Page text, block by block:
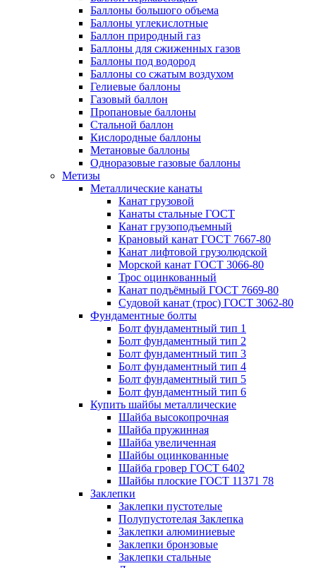
Баллоны большого объема
Баллоны углекислотные
Баллон природный газ
Баллоны для сжиженных газов
Баллоны под водород
Баллоны со сжатым воздухом
Гелиевые баллоны
Газовый баллон
Пропановые баллоны
Стальной баллон
Кислородные баллоны
Метановые баллоны
Одноразовые газовые баллоны
Метизы
Металлические канаты
Канат грузовой
Канаты стальные ГОСТ
Канат грузоподъемный
Крановый канат ГОСТ 7667-80
Канат лифтовой грузолюдской
Морской канат ГОСТ 3066-80
Трос оцинкованный
Канат подъёмный ГОСТ 7669-80
Судовой канат (трос) ГОСТ 3062-80
Фундаментные болты
Болт фундаментный тип 1
Болт фундаментный тип 2
Болт фундаментный тип 3
Болт фундаментный тип 4
Болт фундаментный тип 5
Болт фундаментный тип 6
Купить шайбы металлические
Шайба высокопрочная
Шайба пружинная
Шайба увеличенная
Шайбы оцинкованные
Шайба гровер ГОСТ 6402
Шайбы плоские ГОСТ 11371 78
Заклепки
Заклепки пустотелые
Полупустотелая Заклепка
Заклепки алюминиевые
Заклепки бронзовые
Заклепки стальные